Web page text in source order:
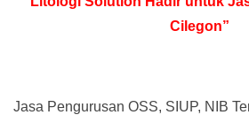
Cilegon”
Jasa Pengurusan OSS, SIUP, NIB